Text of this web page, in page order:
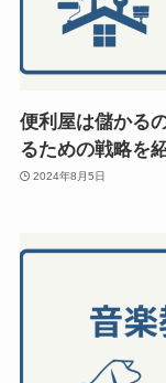
便利屋は儲かる
るための戦略を
2024年8月5日